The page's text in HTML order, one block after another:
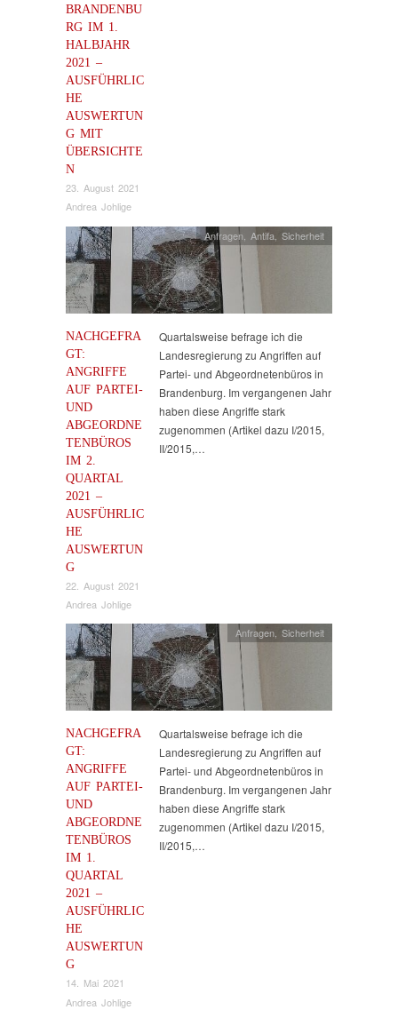
BRANDENBU
RG IM 1.
HALBJAHR
2021 –
AUSFÜHRLIC
HE
AUSWERTUN
G MIT
ÜBERSICHTE
N
23. August 2021
Andrea Johlige
NACHGEFRA
GT:
ANGRIFFE
AUF PARTEI-
UND
ABGEORDNE
TENBÜROS
IM 2.
QUARTAL
2021 –
AUSFÜHRLIC
HE
AUSWERTUN
G
22. August 2021
Andrea Johlige
Anfragen Antifa ,Sicherheit
Quartalsweise befrage ich die
Landesregierung zu Angriffen auf
Partei- und Abgeordnetenbüros in
Brandenburg. Im vergangenen Jahr
haben diese Angriffe stark
zugenommen (Artikel dazu I/2015,
II/2015,…
NACHGEFRA
GT:
ANGRIFFE
AUF PARTEI-
UND
ABGEORDNE
TENBÜROS
IM 1.
QUARTAL
2021 –
AUSFÜHRLIC
HE
AUSWERTUN
G
14. Mai 2021
Andrea Johlige
Anfragen,Sicherheit
Quartalsweise befrage ich die
Landesregierung zu Angriffen auf
Partei- und Abgeordnetenbüros in
Brandenburg. Im vergangenen Jahr
haben diese Angriffe stark
zugenommen (Artikel dazu I/2015,
II/2015,…